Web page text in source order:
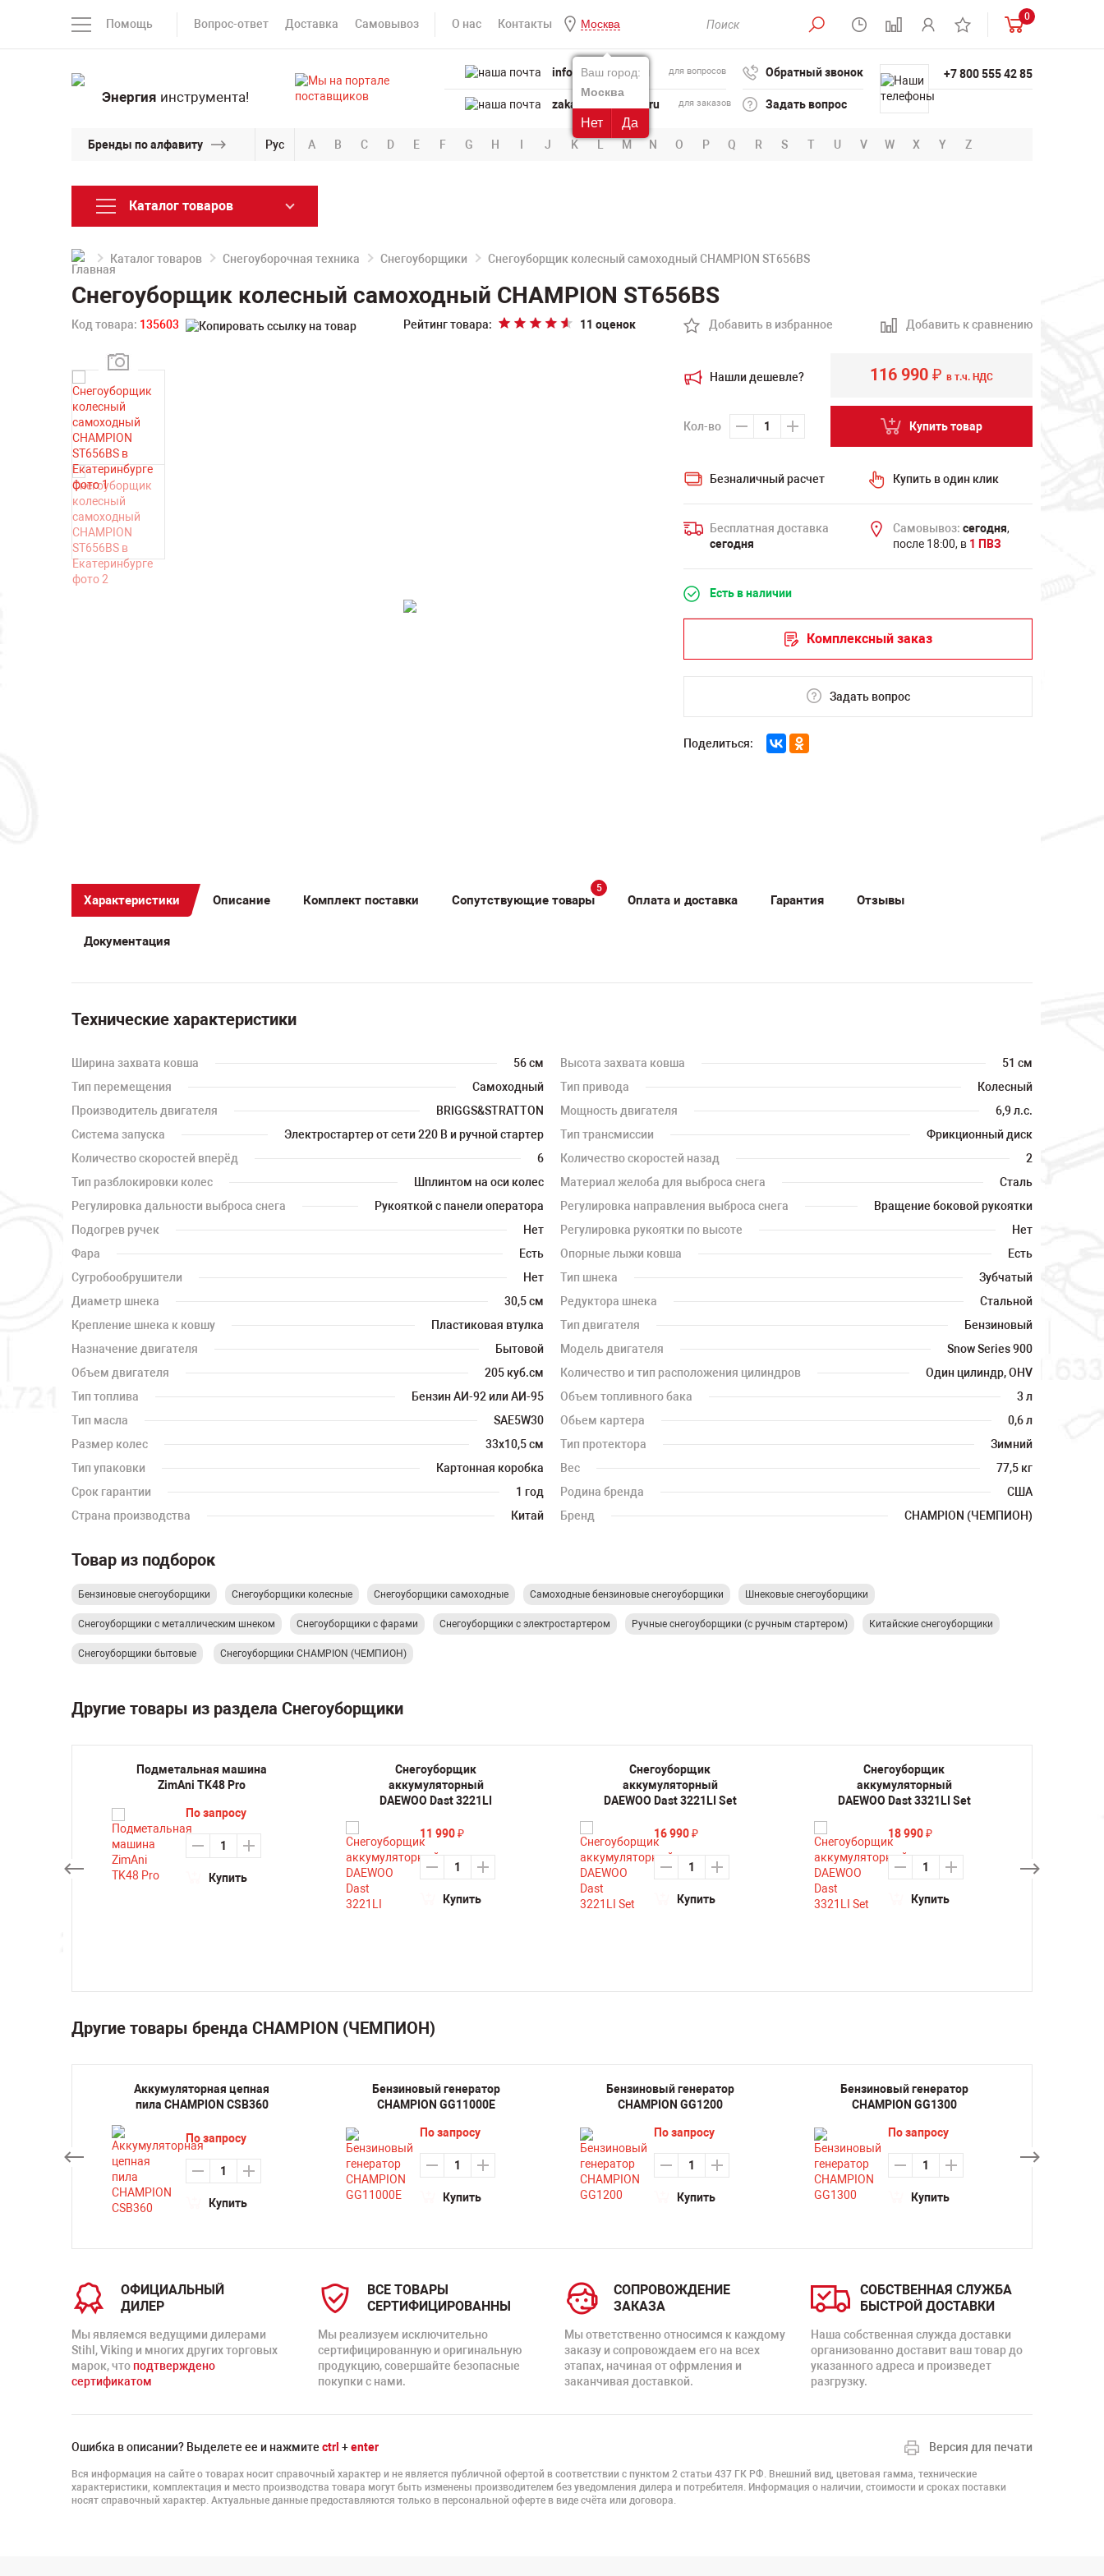
Помощь Вопрос-ответ Доставка Самовывоз О нас Контакты Москва
Ваш город:
Москва
Нет Да
0
Энергия инструмента!
info@powertool.ru для вопросов
zakaz@powertool.ru для заказов
Обратный звонок
Задать вопрос
+7 800 555 42 85
Бренды по алфавиту Рус A B C D E F G H I J K L M N O P Q R S T U V W X Y Z
Каталог товаров
Каталог товаров Снегоуборочная техника Снегоуборщики Снегоуборщик колесный самоходный CHAMPION ST656BS
Снегоуборщик колесный самоходный CHAMPION ST656BS
Код товара: 135603 Рейтинг товара: 11 оценок Добавить в избранное Добавить к сравнению
Нашли дешевле?
Кол-во
116 990 ₽ в т.ч. НДС
Купить товар
Безналичный расчет Купить в один клик
Бесплатная доставка
сегодня
Самовывоз: сегодня,
после 18:00, в 1 ПВЗ
Есть в наличии
Комплексный заказ
Задать вопрос
Поделиться:
Характеристики Описание Комплект поставки Сопутствующие товары
5
Оплата и доставка Гарантия Отзывы
Документация
Технические характеристики
Ширина захвата ковша 56 см Высота захвата ковша
51 см
Тип перемещения
Самоходный Тип привода
Колесный
Производитель двигателя
BRIGGS&STRATTON Мощность двигателя
6,9 л.с.
Система запуска
Электростартер от сети 220 В и ручной стартер Тип трансмиссии
Фрикционный диск
Количество скоростей вперёд
6 Количество скоростей назад
2
Тип разблокировки колес
Шплинтом на оси колес Материал желоба для выброса снега
Сталь
Регулировка дальности выброса снега
Рукояткой с панели оператора Регулировка направления выброса снега
Вращение боковой рукоятки
Подогрев ручек
Нет Регулировка рукоятки по высоте
Нет
Фара
Есть Опорные лыжи ковша
Есть
Сугробообрушители
Нет Тип шнека
Зубчатый
Диаметр шнека
30,5 см Редуктора шнека
Стальной
Крепление шнека к ковшу
Пластиковая втулка Тип двигателя
Бензиновый
Назначение двигателя
Бытовой Модель двигателя
Snow Series 900
Объем двигателя
205 куб.см Количество и тип расположения цилиндров
Один цилиндр, OHV
Тип топлива
Бензин АИ-92 или АИ-95 Объем топливного бака
3 л
Тип масла
SAE5W30 Обьем картера
0,6 л
Размер колес
33x10,5 см Тип протектора
Зимний
Тип упаковки
Картонная коробка Вес
77,5 кг
Срок гарантии
1 год Родина бренда
США
Страна производства
Китай Бренд CHAMPION (ЧЕМПИОН)
Товар из подборок
Бензиновые снегоуборщики Снегоуборщики колесные Снегоуборщики самоходные Самоходные бензиновые снегоуборщики Шнековые снегоуборщики
Снегоуборщики с металлическим шнеком Снегоуборщики с фарами Снегоуборщики с электростартером Ручные снегоуборщики (с ручным стартером) Китайские снегоуборщики
Снегоуборщики бытовые Снегоуборщики CHAMPION (ЧЕМПИОН)
Другие товары из раздела Снегоуборщики
Подметальная машина
ZimAni TK48 Pro
По запросу
Купить
Снегоуборщик
аккумуляторный
DAEWOO Dast 3221LI
11 990 ₽
Купить
Снегоуборщик
аккумуляторный
DAEWOO Dast 3221LI Set
16 990 ₽
Купить
Снегоуборщик
аккумуляторный
DAEWOO Dast 3321LI Set
18 990 ₽
Купить
Другие товары бренда CHAMPION (ЧЕМПИОН)
Аккумуляторная цепная
пила CHAMPION CSB360
По запросу
Купить
Бензиновый генератор
CHAMPION GG11000E
По запросу
Купить
Бензиновый генератор
CHAMPION GG1200
По запросу
Купить
Бензиновый генератор
CHAMPION GG1300
По запросу
Купить
ОФИЦИАЛЬНЫЙ
ДИЛЕР
Мы являемся ведущими дилерами
Stihl, Viking и многих других торговых
марок, что подтверждено
сертификатом
ВСЕ ТОВАРЫ
СЕРТИФИЦИРОВАННЫ
Мы реализуем исключительно
сертифицированную и оригинальную
продукцию, совершайте безопасные
покупки с нами.
СОПРОВОЖДЕНИЕ
ЗАКАЗА
Мы ответственно относимся к каждому
заказу и сопровождаем его на всех
этапах, начиная от офрмления и
заканчивая доставкой.
СОБСТВЕННАЯ СЛУЖБА
БЫСТРОЙ ДОСТАВКИ
Наша собственная служда доставки
организованно доставит ваш товар до
указанного адреса и произведет
разгрузку.
Ошибка в описании? Выделете ее и нажмите ctrl +enter Версия для печати
Вся информация на сайте о товарах носит справочный характер и не является публичной офертой в соответствии с пунктом 2 статьи 437 ГК РФ. Внешний вид, цветовая гамма, технические
характеристики, комплектация и место производства товара могут быть изменены производителем без уведомления дилера и потребителя. Информация о наличии, стоимости и сроках поставки
носят справочный характер. Актуальные данные предоставляются только в персональной оферте в виде счёта или договора.